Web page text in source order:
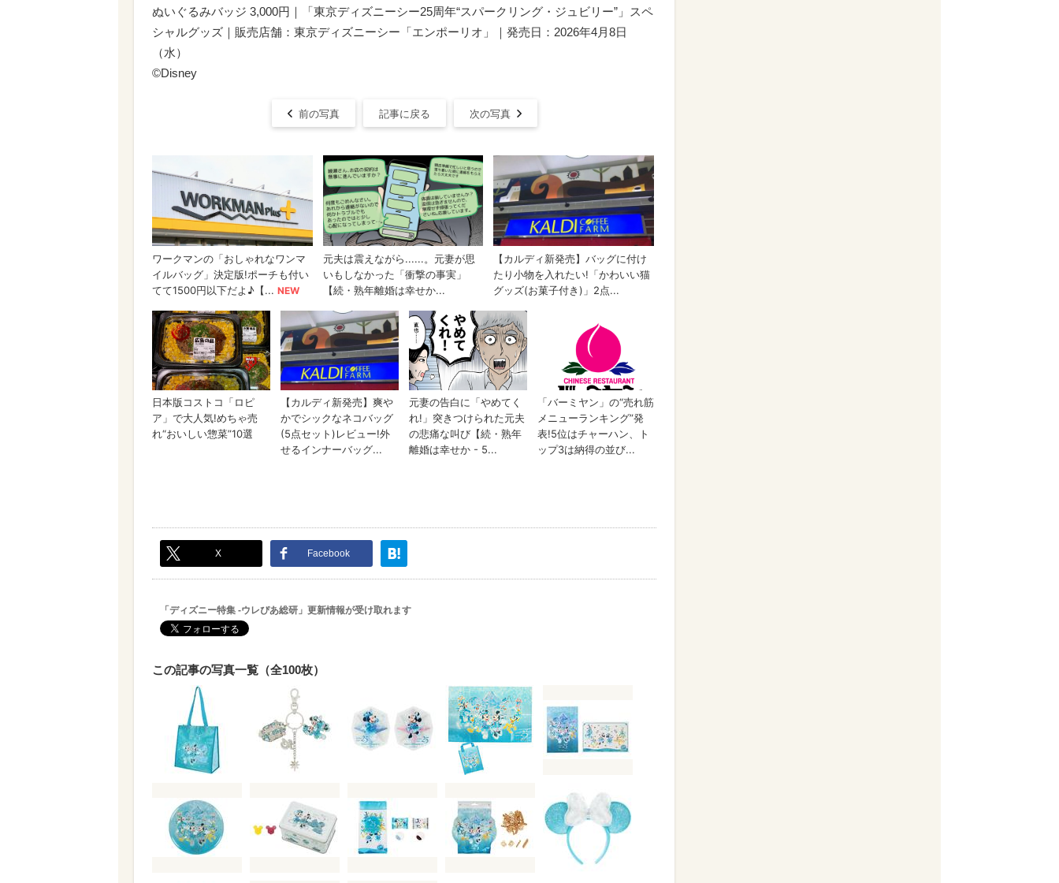
ぬいぐるみバッジ 3,000円｜「東京ディズニーシー25周年“スパークリング・ジュビリー”」スペ
シャルグッズ｜販売店舗：東京ディズニーシー「エンポーリオ」｜発売日：2026年4月8日
（水）
©Disney
前の写真 記事に戻る 次の写真
X Facebook
「ディズニー特集 -ウレぴあ総研」更新情報が受け取れます
この記事の写真一覧（全100枚）